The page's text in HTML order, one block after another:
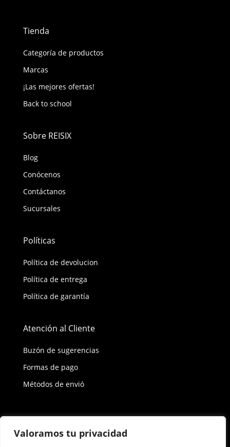
Valoramos tu privacidad
Tienda
Categoría de productos
Marcas
¡Las mejores ofertas!
Back to school
Sobre REISIX
Blog
Conócenos
Contáctanos
Sucursales
Políticas
Política de devolucion
Política de entrega
Política de garantía
Atención al Cliente
Buzón de sugerencias
Formas de pago
Métodos de envió
Política de privacidad